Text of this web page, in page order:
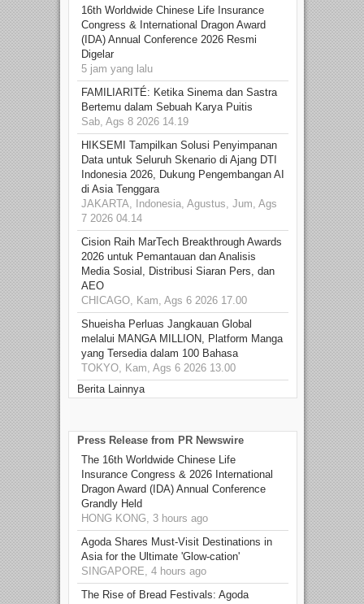
16th Worldwide Chinese Life Insurance
Congress & International Dragon Award
(IDA) Annual Conference 2026 Resmi
Digelar
5 jam yang lalu
FAMILIARITÉ: Ketika Sinema dan Sastra
Bertemu dalam Sebuah Karya Puitis
Sab, Ags 8 2026 14.19
HIKSEMI Tampilkan Solusi Penyimpanan
Data untuk Seluruh Skenario di Ajang DTI
Indonesia 2026, Dukung Pengembangan AI
di Asia Tenggara
JAKARTA, Indonesia, Agustus, Jum, Ags
7 2026 04.14
Cision Raih MarTech Breakthrough Awards
2026 untuk Pemantauan dan Analisis
Media Sosial, Distribusi Siaran Pers, dan
AEO
CHICAGO, Kam, Ags 6 2026 17.00
Shueisha Perluas Jangkauan Global
melalui MANGA MILLION, Platform Manga
yang Tersedia dalam 100 Bahasa
TOKYO, Kam, Ags 6 2026 13.00
Berita Lainnya
Press Release from PR Newswire
The 16th Worldwide Chinese Life
Insurance Congress & 2026 International
Dragon Award (IDA) Annual Conference
Grandly Held
HONG KONG, 3 hours ago
Agoda Shares Must-Visit Destinations in
Asia for the Ultimate 'Glow-cation'
SINGAPORE, 4 hours ago
The Rise of Bread Festivals: Agoda